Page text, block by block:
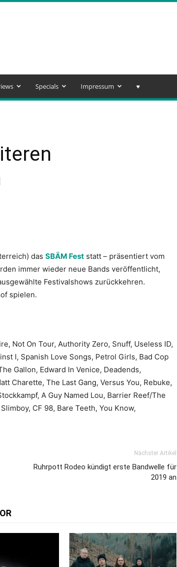
Specials Impressum ♥️
das SBÄM Fest statt – präsentiert vom
immer wieder neue Bands veröffentlicht,
Festivalshows zurückkehren.
spielen.
Not On Tour, Authority Zero, Snuff, Useless ID,
I, Spanish Love Songs, Petrol Girls, Bad Cop
Gallon, Edward In Venice, Deadends,
Charette, The Last Gang, Versus You, Rebuke,
A Guy Named Lou, Barrier Reef/The
CF 98, Bare Teeth, You Know,
Nächster Artikel
Ruhrpott Rodeo kündigt erste Bandwelle für
2019 an